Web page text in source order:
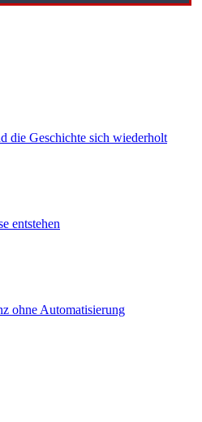
die Geschichte sich wiederholt
entstehen
ohne Automatisierung